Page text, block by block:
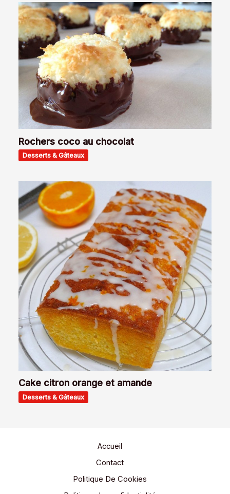
Rochers coco au chocolat
Desserts & Gâteaux
Cake citron orange et amande
Desserts & Gâteaux
Accueil
Contact
Politique De Cookies